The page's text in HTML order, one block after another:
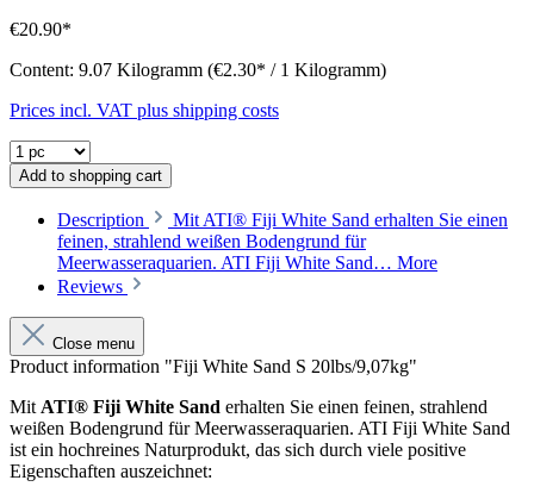
€20.90*
Content: 9.07 Kilogramm (€2.30* / 1 Kilogramm)
Prices incl. VAT plus shipping costs
Add to shopping cart
Description
Mit ATI® Fiji White Sand erhalten Sie einen
feinen, strahlend weißen Bodengrund für
Meerwasseraquarien. ATI Fiji White Sand… More
Reviews
Close menu
Product information "Fiji White Sand S 20lbs/9,07kg"
Mit ATI® Fiji White Sand erhalten Sie einen feinen, strahlend
weißen Bodengrund für Meerwasseraquarien. ATI Fiji White Sand
ist ein hochreines Naturprodukt, das sich durch viele positive
Eigenschaften auszeichnet: